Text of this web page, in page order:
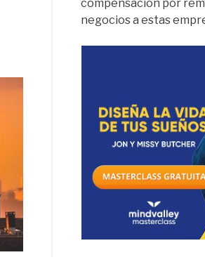
compensación por
negocios a estas